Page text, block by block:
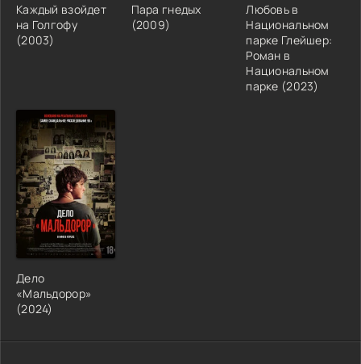
Каждый взойдет
на Голгофу
(2003)
Пара гнедых
(2009)
Любовь в
Национальном
парке Глейшер:
Роман в
Национальном
парке (2023)
Дело
«Мальдорор»
(2024)